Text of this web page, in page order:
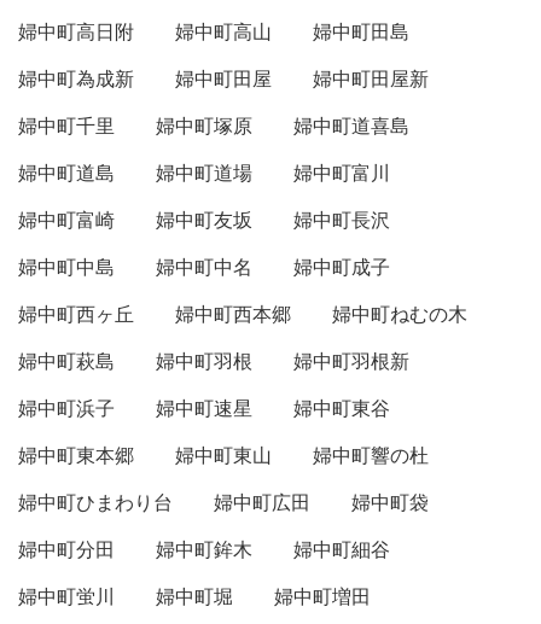
婦中町高日附
婦中町高山
婦中町田島
婦中町為成新
婦中町田屋
婦中町田屋新
婦中町千里
婦中町塚原
婦中町道喜島
婦中町道島
婦中町道場
婦中町富川
婦中町富崎
婦中町友坂
婦中町長沢
婦中町中島
婦中町中名
婦中町成子
婦中町西ヶ丘
婦中町西本郷
婦中町ねむの木
婦中町萩島
婦中町羽根
婦中町羽根新
婦中町浜子
婦中町速星
婦中町東谷
婦中町東本郷
婦中町東山
婦中町響の杜
婦中町ひまわり台
婦中町広田
婦中町袋
婦中町分田
婦中町鉾木
婦中町細谷
婦中町蛍川
婦中町堀
婦中町増田